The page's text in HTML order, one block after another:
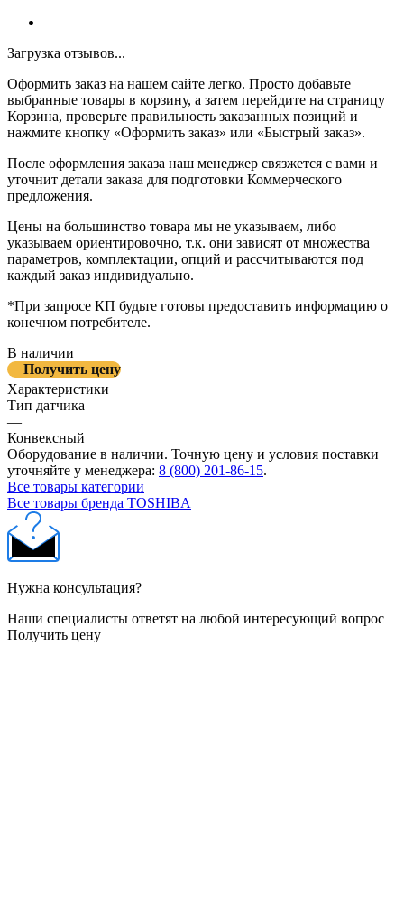
Загрузка отзывов...
Оформить заказ на нашем сайте легко. Просто добавьте
выбранные товары в корзину, а затем перейдите на страницу
Корзина, проверьте правильность заказанных позиций и
нажмите кнопку «Оформить заказ» или «Быстрый заказ».
После оформления заказа наш менеджер связжется с вами и
уточнит детали заказа для подготовки Коммерческого
предложения.
Цены на большинство товара мы не указываем, либо
указываем ориентировочно, т.к. они зависят от множества
параметров, комплектации, опций и рассчитываются под
каждый заказ индивидуально.
*При запросе КП будьте готовы предоставить информацию о
конечном потребителе.
В наличии
Получить цену
Характеристики
Тип датчика
—
Конвексный
Оборудование в наличии. Точную цену и условия поставки
уточняйте у менеджера: 8 (800) 201-86-15.
Все товары категории
Все товары бренда TOSHIBA
Нужна консультация?
Наши специалисты ответят на любой интересующий вопрос
Получить цену